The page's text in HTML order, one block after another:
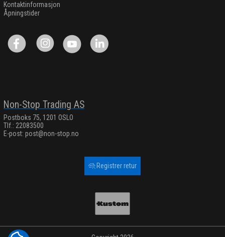
Kontaktinformasjon
Åpningstider
Non-Stop Trading AS
Postboks 75, 1201 OSLO
Tlf.: 22083500
E-post: post@non-stop.no
Registrer retur